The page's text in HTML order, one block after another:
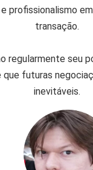
profissionalismo
transação.
regularmente seu
futuras
inevitáveis.